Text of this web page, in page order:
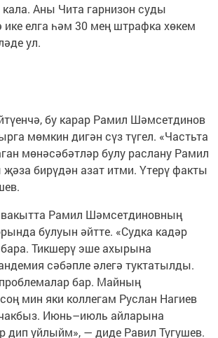
кала. Аны Чита гарнизон суды
елга һәм 30 мең штрафка хөкем
ул.
бу карар Рамил Шәмсетдинов
мөмкин дигән сүз түгел. «Частьта
мөнәсәбәтләр булу раслану Рамил
бирүдән азат итми. Үтерү факты
вакытта Рамил Шәмсетдиновның
булуын әйтте. «Судка кадәр
Тикшерү эше ахырына
сәбәпле әлегә туктатылды.
бар. Майның
мин яки коллегам Руслан Нагиев
Июнь–июль айларына
дип уйлыйм», — диде Равил Тугушев.